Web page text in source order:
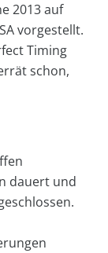
2013 auf
vorgestellt.
Timing
schon,
dauert und